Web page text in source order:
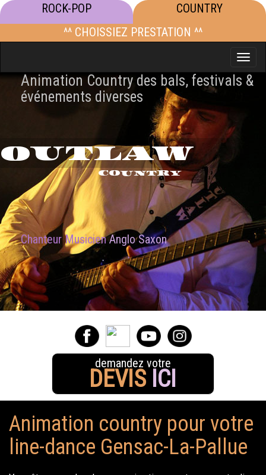
ROCK-POP
COUNTRY
^^ CHOISSIEZ PRESTATION ^^
Toggle
Animation Country des bals, festivals &
événements diverses
OUTLAW
COUNTRY
Chanteur MusicienAnglo Saxon
demandez votre
DEVIS ICI
Animation country pour votre
line-dance Gensac-La-Pallue